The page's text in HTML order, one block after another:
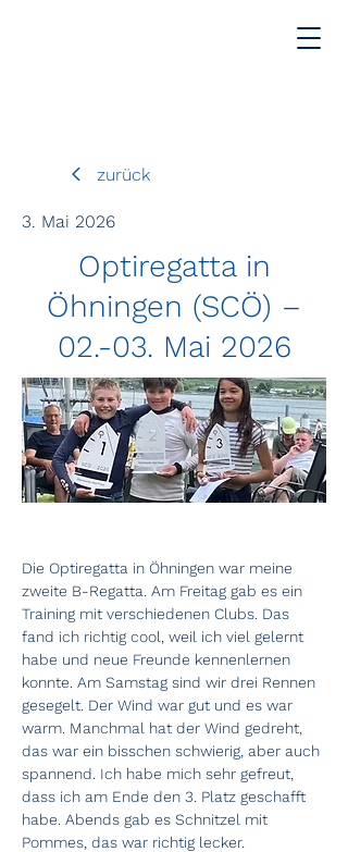
zurück
3. Mai 2026
Optiregatta in
Öhningen (SCÖ) –
02.-03. Mai 2026
Die Optiregatta in Öhningen war meine
zweite B-Regatta. Am Freitag gab es ein
Training mit verschiedenen Clubs. Das
fand ich richtig cool, weil ich viel gelernt
habe und neue Freunde kennenlernen
konnte. Am Samstag sind wir drei Rennen
gesegelt. Der Wind war gut und es war
warm. Manchmal hat der Wind gedreht,
das war ein bisschen schwierig, aber auch
spannend. Ich habe mich sehr gefreut,
dass ich am Ende den 3. Platz geschafft
habe. Abends gab es Schnitzel mit
Pommes, das war richtig lecker.